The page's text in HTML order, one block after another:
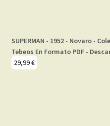
SUPERMAN - 1952 - Novaro -
Tebeos En Formato PDF -
29,99€